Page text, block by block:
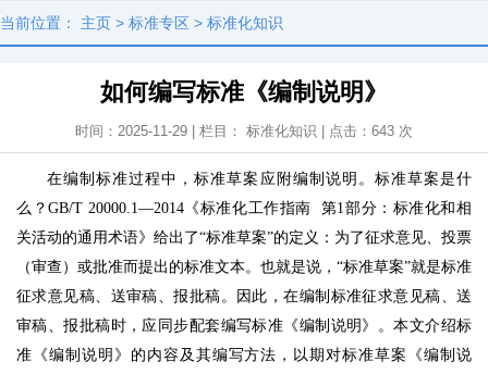
当前位置： 主页 > 标准专区 > 标准化知识
如何编写标准《编制说明》
时间：2025-11-29 | 栏目： 标准化知识 | 点击： 643 次
在编制标准过程中，标准草案应附编制说明。标准草案是什
么？GB/T 20000.1—2014《标准化工作指南 第1部分：标准化和相
关活动的通用术语》给出了“标准草案”的定义：为了征求意见、投票
（审查）或批准而提出的标准文本。也就是说，“标准草案”就是标准
征求意见稿、送审稿、报批稿。因此，在编制标准征求意见稿、送
审稿、报批稿时，应同步配套编写标准《编制说明》。本文介绍标
准《编制说明》的内容及其编写方法，以期对标准草案《编制说